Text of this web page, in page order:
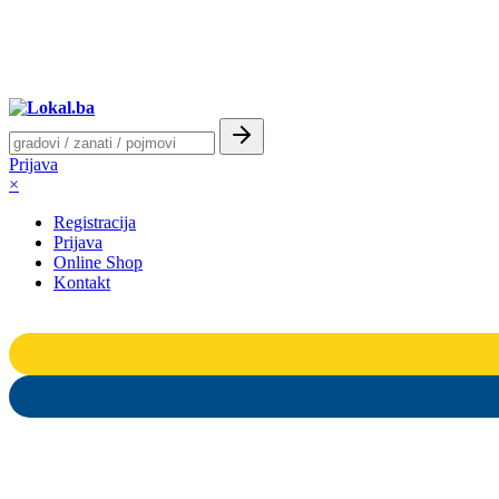
Prijava
×
Registracija
Prijava
Online Shop
Kontakt